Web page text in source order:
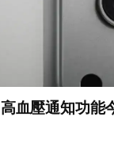
血壓通知功能